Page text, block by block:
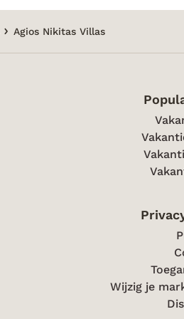
erg rustige buren,
hebben gezeten
Agios Nikitas Villas
Wijzig je